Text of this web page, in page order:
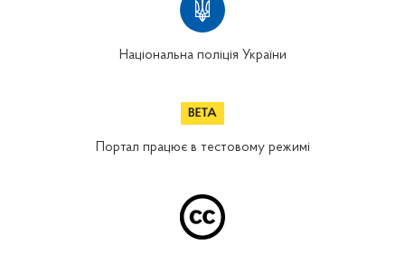
Національна поліція України
Портал працює в тестовому режимі